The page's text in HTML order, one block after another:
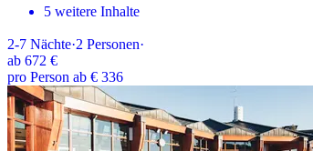
5 weitere Inhalte
2-7 Nächte·2 Personen·
ab 672 €
pro Person ab € 336